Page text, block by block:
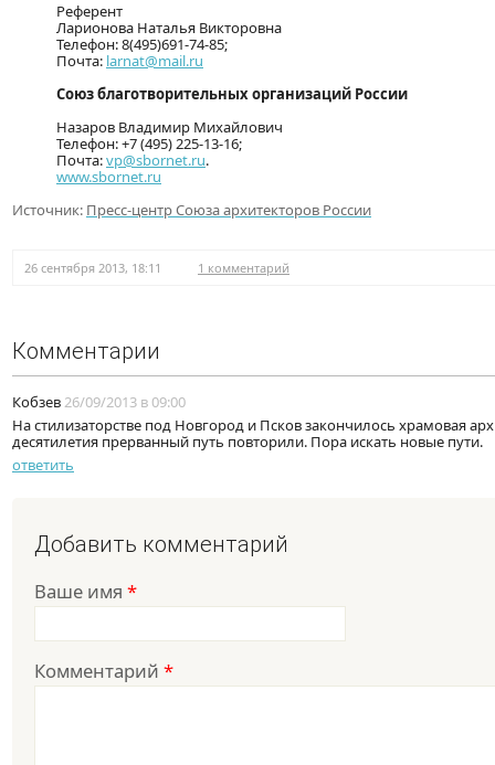
Референт
Ларионова Наталья Викторовна
Телефон: 8(495)691-74-85;
Почта: larnat@mail.ru
Союз благотворительныхорганизаций России
Назаров Владимир Михайлович
Телефон: +7 (495) 225-13-16;
Почта:vp@sbornet.ru.
www.sbornet.ru
Источник: Пресс-центр Союза архитекторов России
26 сентября 2013, 18:11 1 комментарий
Комментарии
Кобзев26/09/2013 в 09:00
На стилизаторстве под Новгород и Псков закончилось храмовая
десятилетия прерванный путь повторили. Пора искать новые пути.
ответить
Добавить комментарий
Ваше имя *
Комментарий *